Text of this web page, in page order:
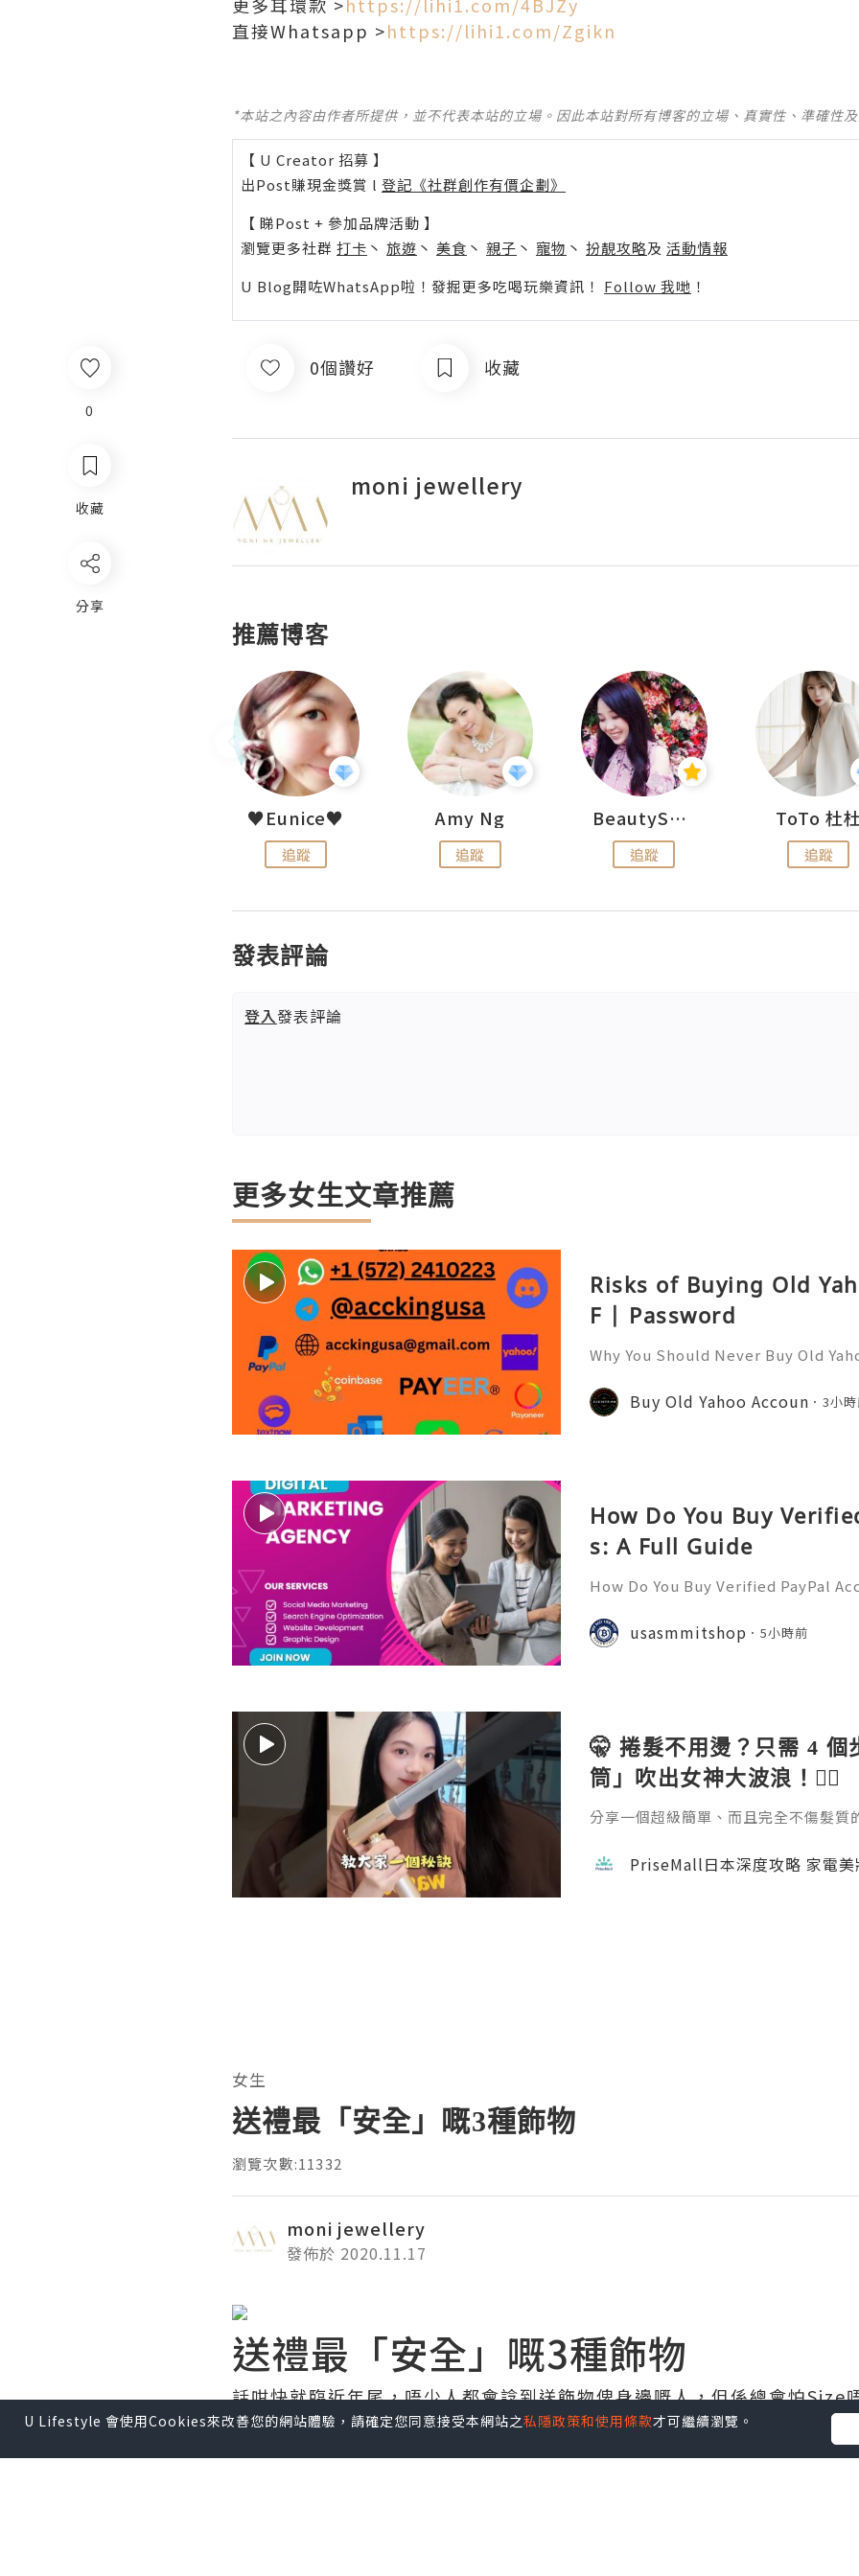
0
收藏
分享
直接Whatsapp >https://lihi1.com/Zgikn
*本站之內容由作者所提供，並不代表本站的立場。因此本站對所有博客的立場、真實性、準確性
【 U Creator 招募 】
出Post賺現金獎賞 l 登記《社群創作有價企劃》
【 睇Post + 參加品牌活動 】
瀏覽更多社群 打卡 丶 旅遊 丶 美食 丶 親子 丶 寵物 丶 扮靚攻略及 活動情報
U Blog開咗WhatsApp啦！發掘更多吃喝玩樂資訊！ Follow 我哋 ！
0個讚好 收藏
moni jewellery
推薦博客
♥Eunice♥
追蹤
Amy Ng
追蹤
BeautySearch
追蹤
ToTo 杜
追蹤
發表評論
登入發表評論
更多女生文章推薦
Risks of Buying Old
F | Password
Why You Should Never Buy Old
onal communication, business
ccount recovery. Because of
Buy Old Yahoo Accoun 3小
How Do You Buy
s: A Full Guide
How Do You Buy Verified PayPal
orms, used by individuals,
usinesses, and organiza
usasmmitshop 5小時前
🤫 捲髮不用燙？只需 4 個
筒」吹出女神大波浪！💇‍♀️
分享一個超級簡單、而且完全不傷髮
成。過程完全不會像電熱捲那樣灼熱
自然。如果你也擔心燙髮傷頭髮，這
PriseMall日本深度攻略 家電美
女生
送禮最「安全」嘅3種飾物
瀏覽次數:11332
moni jewellery
發佈於 2020.11.17
送禮最「安全」嘅3種飾物
話咁快就臨近年尾，唔少人都會諗到送飾物俾身邊嘅人，但係總會怕Size
意⋯⋯
U Lifestyle 會使用Cookies來改善您的網站體驗，請確定您同意接受本網站之私隱政策和使用條款才可繼續瀏覽。